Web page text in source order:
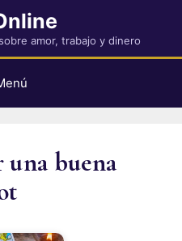
amor, trabajo y dinero
buena